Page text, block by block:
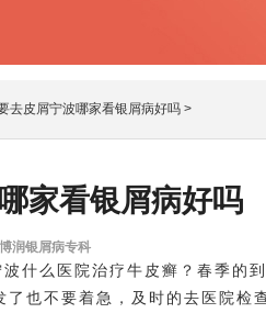
去皮屑宁波哪家看银屑病好吗 >
家看银屑病好吗
润银屑病专科
么医院治疗牛皮癣？春季的
也不要着急，及时的去医院检